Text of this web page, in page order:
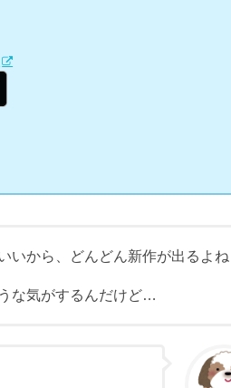
いから、どんどん新作が出るよね
な気がするんだけど…